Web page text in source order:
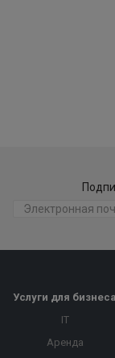
Услуги для бизнеса
IT
Аренда